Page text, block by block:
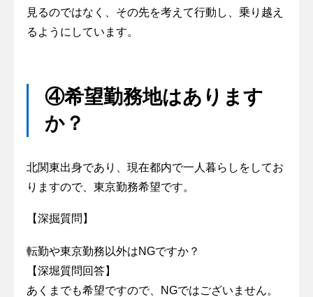
見るのではなく、その先を考えて行動し、乗り越え
るようにしています。
④希望勤務地はあります
か？
北関東出身であり、現在都内で一人暮らしをしてお
りますので、東京勤務希望です。
【深掘質問】
転勤や東京勤務以外はNGですか？
【深堀質問回答】
あくまでも希望ですので、NGではございません。